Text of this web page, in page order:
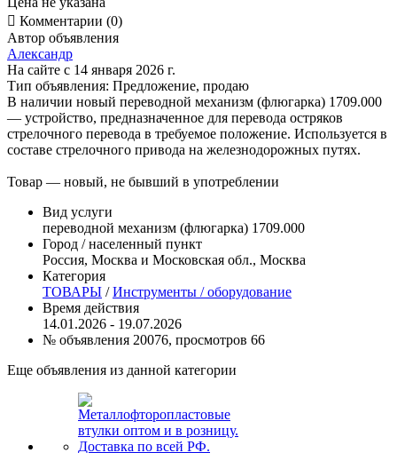
 Комментарии (0)
Автор объявления
Александр
На сайте с 14 января 2026 г.
Тип объявления: Предложение, продаю
В наличии новый переводной механизм (флюгарка) 1709.000
— устройство, предназначенное для перевода остряков
стрелочного перевода в требуемое положение. Используется в
составе стрелочного привода на железнодорожных путях.
Товар — новый, не бывший в употреблении
Вид услуги
переводной механизм (флюгарка) 1709.000
Город / населенный пункт
Россия, Москва и Московская обл., Москва
Категория
ТОВАРЫ /Инструменты / оборудование
Время действия
14.01.2026 - 19.07.2026
№ объявления 20076, просмотров 66
Еще объявления из данной категории